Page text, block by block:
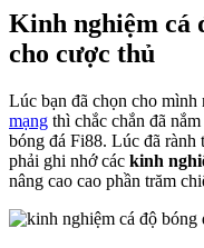
Kinh nghiệm cá
cho cược thủ
Lúc bạn đã chọn cho mình
mạng thì chắc chắn đã
bóng đá Fi88. Lúc đã rành
phải ghi nhớ các kinh
nâng cao cao phần trăm